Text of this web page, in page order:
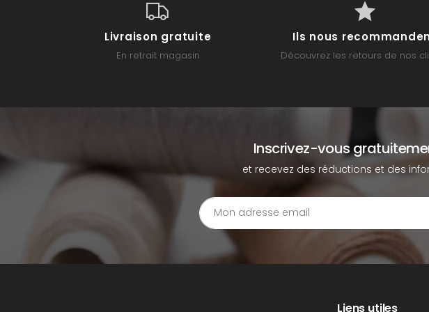
Livraison gratuite
En retrait magasin
Ils nous
Découvrez les retours de nos
Inscrivez-vous
et recevez des réductions et des
Liens utiles